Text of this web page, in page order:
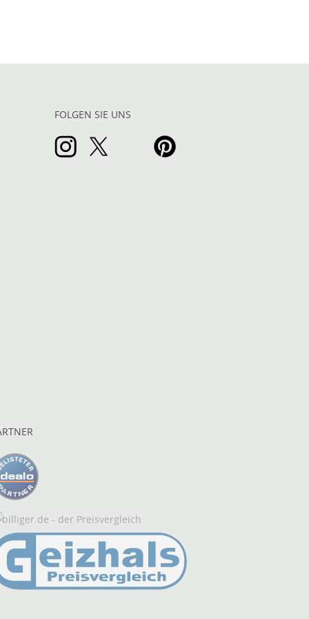
FOLGEN SIE UNS